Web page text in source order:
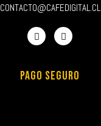
CONTACTO@CAFEDIGITAL.CL
PAGO SEGURO